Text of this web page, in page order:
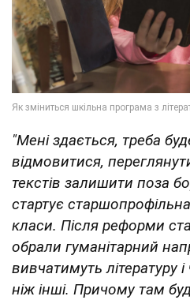
"Мені здається, треба
відмовитися,
текстів залишити поза
стартує
класи. Після реформи
обрали гуманітарний
вивчатимуть літературу
ніж інші. Причому там